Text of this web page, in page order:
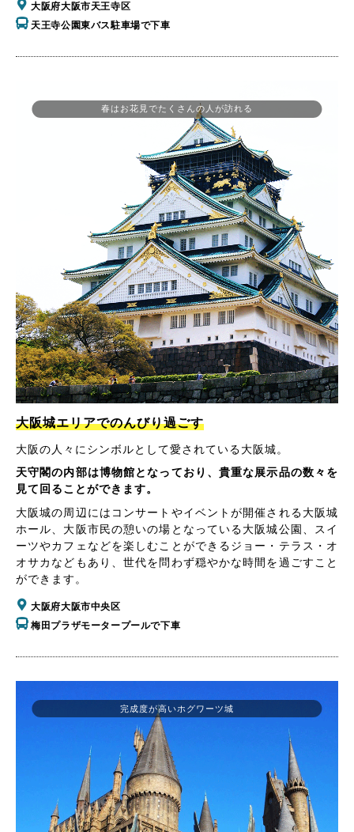
大阪府大阪市天王寺区
天王寺公園東バス駐車場で下車
春はお花見でたくさんの人が訪れる
大阪城エリアでのんびり過ごす
大阪の人々にシンボルとして愛されている大阪城。
天守閣の内部は博物館となっており、貴重な展示品の数々を
見て回ることができます。
大阪城の周辺にはコンサートやイベントが開催される大阪城
ホール、大阪市民の憩いの場となっている大阪城公園、スイ
ーツやカフェなどを楽しむことができるジョー・テラス・オ
オサカなどもあり、世代を問わず穏やかな時間を過ごすこと
ができます。
大阪府大阪市中央区
梅田プラザモータープールで下車
完成度が高いホグワーツ城